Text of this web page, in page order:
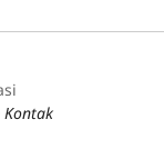
Kontak